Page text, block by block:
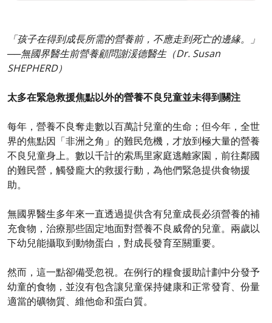
「孩子在得到成長所需的營養前，不應走到死亡的邊緣。」
──無國界醫生前營養顧問謝湲德醫生（Dr. Susan
SHEPHERD）
太多在緊急救援焦點以外的營養不良兒童並未得到關注
每年，營養不良奪走數以百萬計兒童的生命；但今年，全世
界的焦點因「非洲之角」的難民危機，才放到極大量的營養
不良兒童身上。數以千計的索馬里家庭逃離家園，前往鄰國
的難民營，觸發龐大的救援行動，為他們緊急提供食物援
助。
無國界醫生多年來一直透過提供含有兒童成長必須營養的補
充食物，治療那些固定地面對營養不良威脅的兒童。兩歲以
下幼兒能攝取到動物蛋白，對成長發育至關重要。
然而，這一點卻備受忽視。在例行的糧食援助計劃中分發予
幼童的食物，並沒有包含讓兒童保持健康和正常發育、份量
適當的礦物質、維他命和蛋白質。